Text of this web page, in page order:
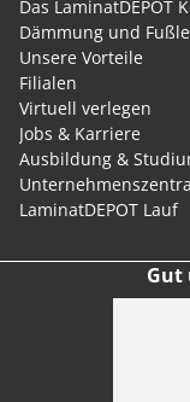
Das LaminatDEPOT
Dämmung und
Unsere Vorteile
Filialen
Virtuell verlegen
Jobs & Karriere
Ausbildung &
LaminatDEPOT Lauf
Gut